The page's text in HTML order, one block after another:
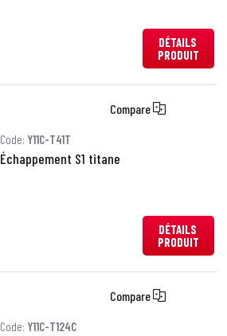
DÉTAILS
PRODUIT
Compare
Code: Y11C-T41T
Échappement S1 titane
DÉTAILS
PRODUIT
Compare
Code: Y11C-T124C